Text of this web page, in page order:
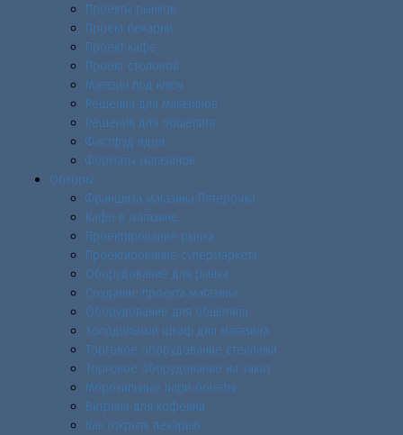
Проекты рынков
Проект пекарни
Проект кафе
Проект столовой
Магазин под ключ
Решения для магазинов
Решения для общепита
Фастфуд идеи
Форматы магазинов
Обзоры
Франшиза магазина Пятёрочка
Кафе в магазине
Проектирование рынка
Проектирование супермаркета
Оборудование для рынка
Создание проекта магазина
Оборудование для общепита
Холодильный шкаф для магазина
Торговое оборудование стеллажи
Торговое оборудование на заказ
Морозильные лари-бонеты
Витрина для кофейни
Как открыть пекарню